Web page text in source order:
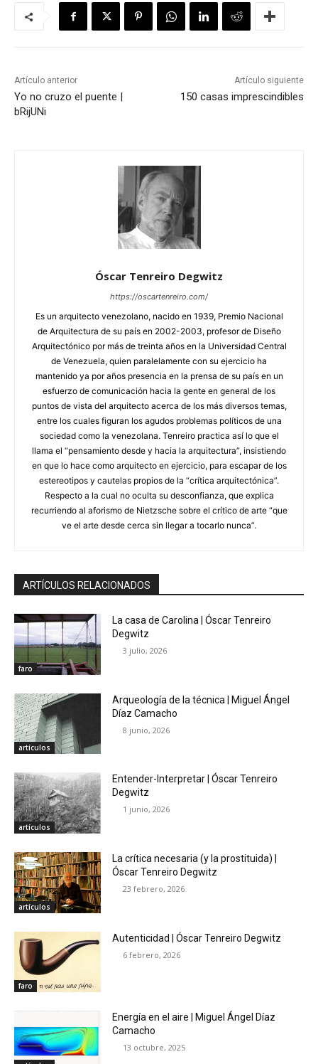
Artículo anterior
Yo no cruzo el puente |
bRijUNi
Artículo siguiente
150 casas imprescindibles
Óscar Tenreiro Degwitz
https://oscartenreiro.com/
Es un arquitecto venezolano, nacido en 1939, Premio Nacional
de Arquitectura de su país en 2002-2003, profesor de Diseño
Arquitectónico por más de treinta años en la Universidad Central
de Venezuela, quien paralelamente con su ejercicio ha
mantenido ya por años presencia en la prensa de su país en un
esfuerzo de comunicación hacia la gente en general de los
puntos de vista del arquitecto acerca de los más diversos temas,
entre los cuales figuran los agudos problemas políticos de una
sociedad como la venezolana. Tenreiro practica así lo que el
llama el “pensamiento desde y hacia la arquitectura”, insistiendo
en que lo hace como arquitecto en ejercicio, para escapar de los
estereotipos y cautelas propios de la “crítica arquitectónica”.
Respecto a la cual no oculta su desconfianza, que explica
recurriendo al aforismo de Nietzsche sobre el crítico de arte “que
ve el arte desde cerca sin llegar a tocarlo nunca”.
ARTÍCULOS RELACIONADOS
faro
La casa de Carolina | Óscar Tenreiro
Degwitz
3 julio, 2026
artículos
Arqueología de la técnica | Miguel Ángel
Díaz Camacho
8 junio, 2026
artículos
Entender-Interpretar | Óscar Tenreiro
Degwitz
1 junio, 2026
artículos
La crítica necesaria (y la prostituida) |
Óscar Tenreiro Degwitz
23 febrero, 2026
faro
Autenticidad | Óscar Tenreiro Degwitz
6 febrero, 2026
Energía en el aire | Miguel Ángel Díaz
Camacho
13 octubre, 2025